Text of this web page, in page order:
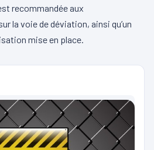
recommandée aux
la voie de déviation, ainsi qu’un
mise en place.